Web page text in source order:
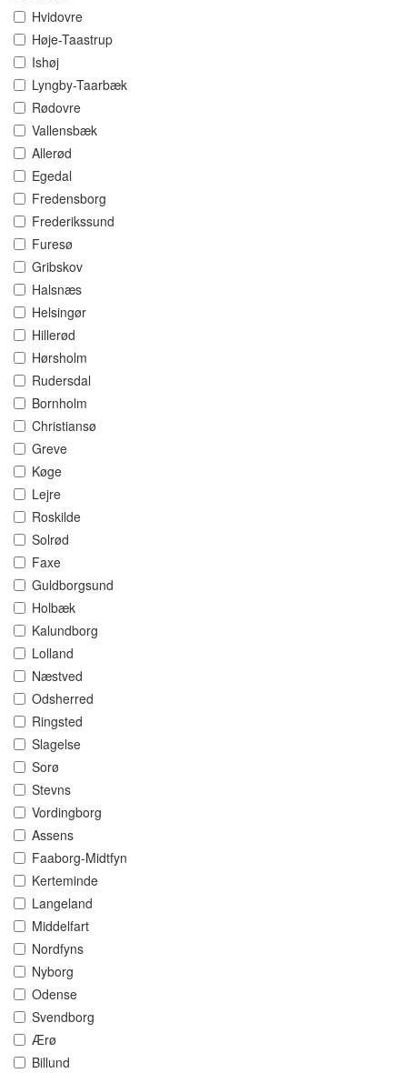
Hvidovre
Høje-Taastrup
Ishøj
Lyngby-Taarbæk
Rødovre
Vallensbæk
Allerød
Egedal
Fredensborg
Frederikssund
Furesø
Gribskov
Halsnæs
Helsingør
Hillerød
Hørsholm
Rudersdal
Bornholm
Christiansø
Greve
Køge
Lejre
Roskilde
Solrød
Faxe
Guldborgsund
Holbæk
Kalundborg
Lolland
Næstved
Odsherred
Ringsted
Slagelse
Sorø
Stevns
Vordingborg
Assens
Faaborg-Midtfyn
Kerteminde
Langeland
Middelfart
Nordfyns
Nyborg
Odense
Svendborg
Ærø
Billund